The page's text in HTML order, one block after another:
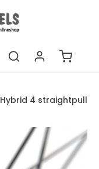
Hybrid 4 straightpull